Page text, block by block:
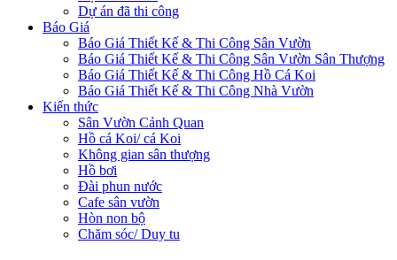
Dự án đã thi công
Báo Giá
Báo Giá Thiết Kế & Thi Công Sân Vườn
Báo Giá Thiết Kế & Thi Công Sân Vườn Sân Thượng
Báo Giá Thiết Kế & Thi Công Hồ Cá Koi
Báo Giá Thiết Kế & Thi Công Nhà Vườn
Kiến thức
Sân Vườn Cảnh Quan
Hồ cá Koi/ cá Koi
Không gian sân thượng
Hồ bơi
Đài phun nước
Cafe sân vườn
Hòn non bộ
Chăm sóc/ Duy tu